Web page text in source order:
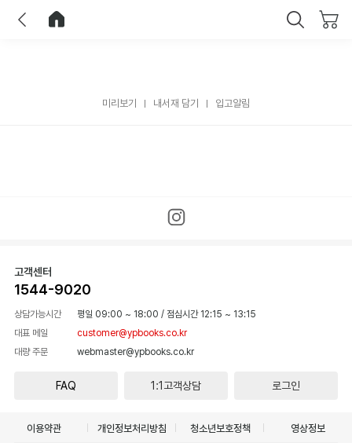
미리보기 내서재 담기 입고알림
고객센터
1544-9020
상담가능시간 평일 09:00 ~ 18:00 / 점심시간 12:15 ~ 13:15
대표 메일
customer@ypbooks.co.kr
대량 주문
webmaster@ypbooks.co.kr
FAQ 1:1고객상담 로그인
이용약관 개인정보처리방침 청소년보호정책 영상정보